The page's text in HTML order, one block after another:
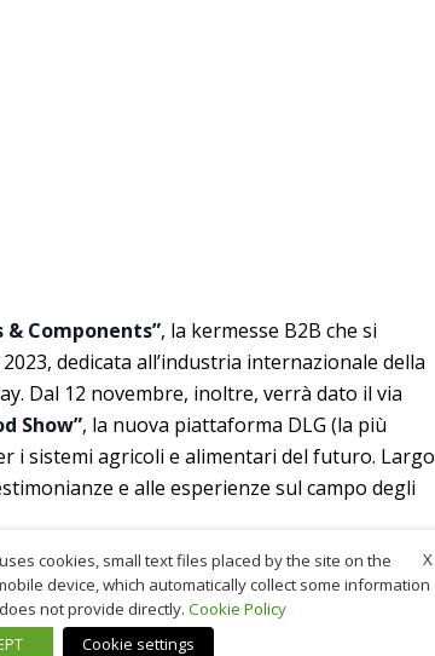
& Components”, la kermesse B2B che si
dedicata all’industria internazionale della
Dal 12 novembre, inoltre, verrà dato il via
Show”, la nuova piattaforma DLG (la più
i sistemi agricoli e alimentari del futuro. Largo
e alle esperienze sul campo degli
X
cookies, small text files placed by the site on the
device, which automatically collect some information
not provide directly. Cookie Policy
Cookie settings